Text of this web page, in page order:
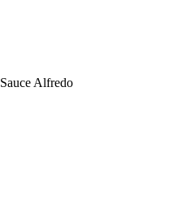
Sauce Alfredo